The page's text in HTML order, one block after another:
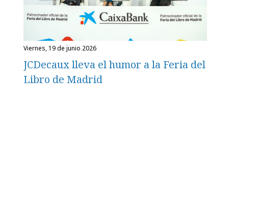
viernes, 19 de junio 2026
JCDecaux lleva el humor a la Feria del
Libro de Madrid